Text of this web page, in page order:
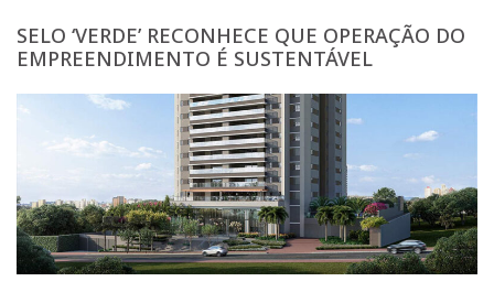
SELO ‘VERDE’ RECONHECE QUE OPERAÇÃO DO
EMPREENDIMENTO É SUSTENTÁVEL